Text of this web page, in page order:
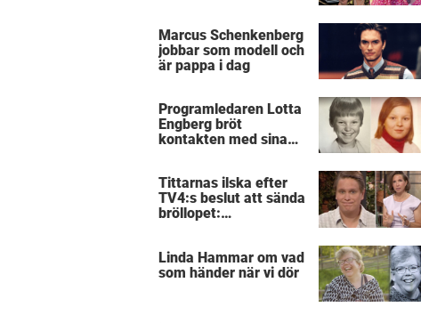
Marcus Schenkenberg
jobbar som modell och
är pappa i dag
Programledaren Lotta
Engberg bröt
kontakten med sina
Tittarnas ilska efter
TV4:s beslut att sända
bröllopet:
Linda Hammar om vad
som händer när vi dör